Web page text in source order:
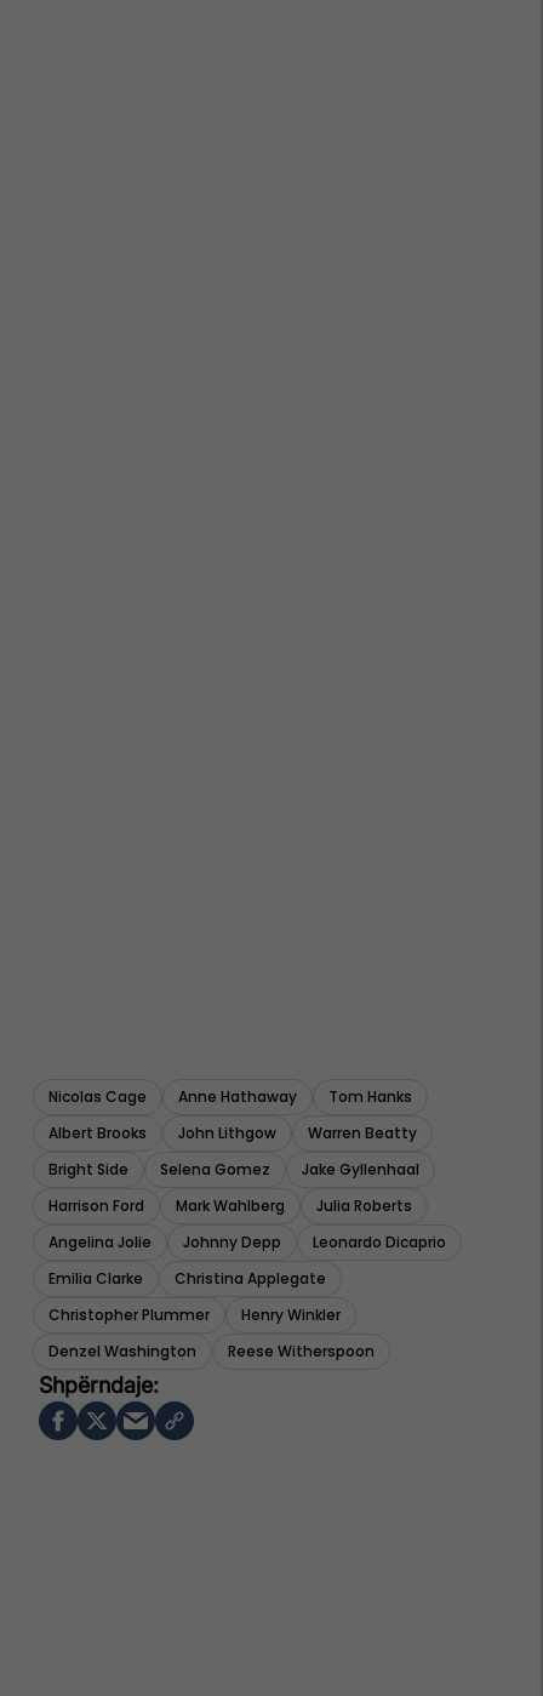
Nicolas Cage Anne Hathaway
Tom Hanks
Albert Brooks
John Lithgow
Warren Beatty
Bright Side
Selena Gomez
Jake Gyllenhaal
Harrison Ford
Mark Wahlberg
Julia Roberts
Angelina Jolie
Johnny Depp
Leonardo Dicaprio
Emilia Clarke
Christina Applegate
Christopher Plummer
Henry Winkler
Denzel Washington
Reese Witherspoon